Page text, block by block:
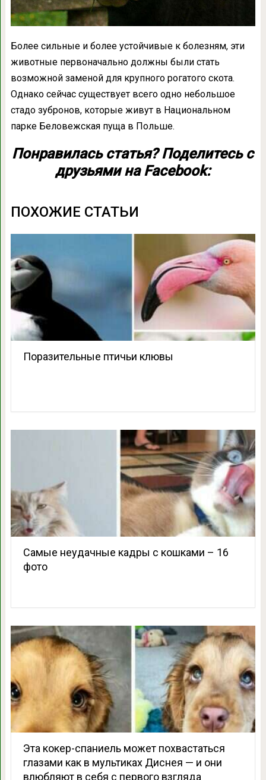
Более сильные и более устойчивые к болезням, эти
животные первоначально должны были стать
возможной заменой для крупного рогатого скота.
Однако сейчас существует всего одно небольшое
стадо зубронов, которые живут в Национальном
парке Беловежская пуща в Польше.
Понравилась статья? Поделитесь с
друзьями на Facebook:
ПОХОЖИЕ СТАТЬИ
Поразительные птичьи клювы
Самые неудачные кадры с кошками – 16
фото
Эта кокер-спаниель может похвастаться
глазами как в мультиках Диснея — и они
влюбляют в себя с первого взгляда